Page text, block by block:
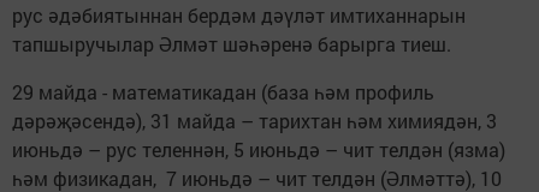
рус әдәбиятыннан бердәм дәүләт имтиханнарын
тапшыручылар Әлмәт шәһәренә барырга тиеш.
29 майда - математикадан (база һәм профиль
дәрәҗәсендә), 31 майда – тарихтан һәм химиядән, 3
июньдә – рус теленнән, 5 июньдә – чит телдән (язма)
һәм физикадан, 7 июньдә – чит телдән (Әлмәттә), 10